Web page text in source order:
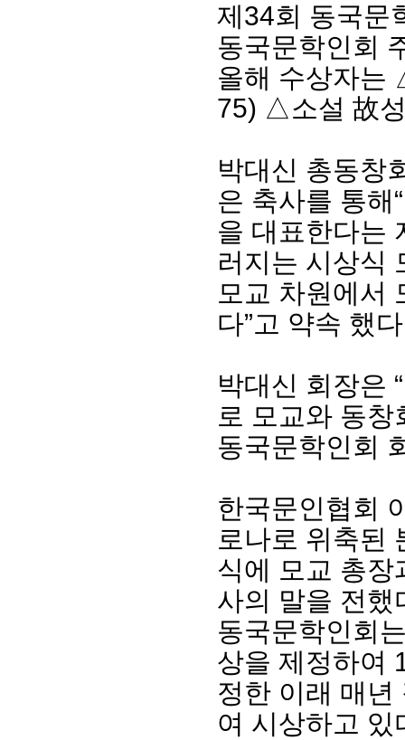
이사장 인사말
연혁·사업실적
결산 공시
총동창
모교 소
지부·지
포토뉴
영상갤
제34회 동국문
동국문학인회
올해 수상자
75) △소설 故
박대신 총동창
은 축사를 통해
을 대 표한다는
러지는 시상식
모교 차원에서
다”고 약속 했
박대신 회장은
로 모교와 동창
동국문학인회
한국문인협회
로나로 위축된
식에
모교 총
사의 말을 전했
동국문학인회
상을 제정하여
정한 이래 매년
여 시상하고 있